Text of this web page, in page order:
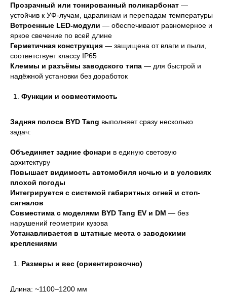
Прозрачный или тонированный поликарбонат —
устойчив к УФ-лучам, царапинам и перепадам температуры
Встроенные LED-модули — обеспечивают равномерное и
яркое свечение по всей длине
Герметичная конструкция — защищена от влаги и пыли,
соответствует классу IP65
Клеммы и разъёмы заводского типа — для быстрой и
надёжной установки без доработок
Функции и совместимость
Задняя полоса BYD Tang выполняет сразу несколько
задач:
Объединяет задние фонари в единую световую
архитектуру
Повышает видимость автомобиля ночью и в условиях
плохой погоды
Интегрируется с системой габаритных огней и стоп-
сигналов
Совместима с моделями BYD Tang EV и DM — без
нарушений геометрии кузова
Устанавливается в штатные места с заводскими
креплениями
Размеры и вес (ориентировочно)
Длина: ~1100–1200 мм